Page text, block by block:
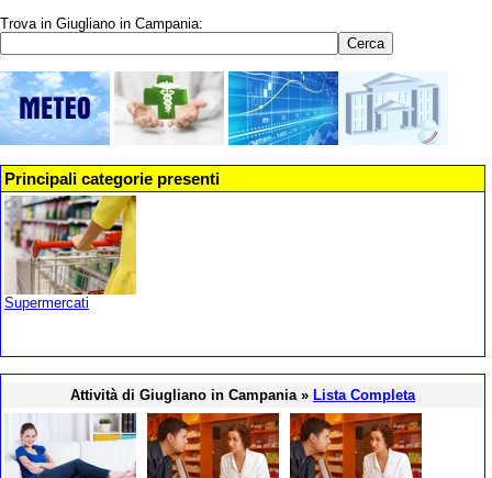
Trova in Giugliano in Campania:
Principali categorie presenti
Supermercati
Attività di Giugliano in Campania » Lista Completa